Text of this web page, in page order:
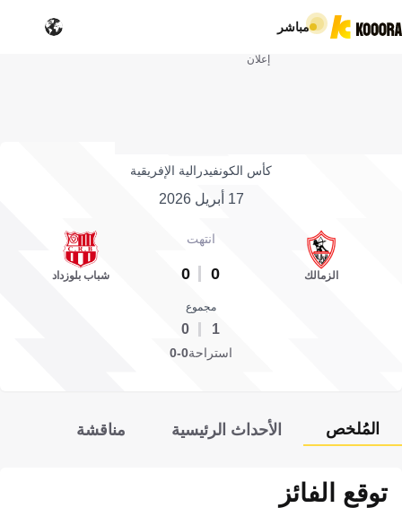
مباشر
إعلان
كأس الكونفيدرالية الإفريقية
17 أبريل 2026
الزمالك
انتهت
0
0
مجموع
1
0
شباب بلوزداد
استراحة0-0
المُلخص الأحداث الرئيسية مناقشة
توقع الفائز